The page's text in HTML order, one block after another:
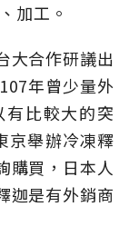
加工。
大合作研議出
年曾少量外
比較大的突
京舉辦冷凍釋
購買，日本人
迦是有外銷商